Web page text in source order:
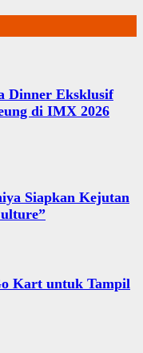
Dinner Eksklusif
di IMX 2026
Siapkan Kejutan
Kart untuk Tampil